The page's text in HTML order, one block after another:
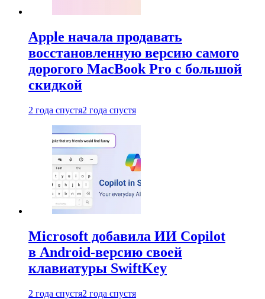
Apple начала продавать
восстановленную версию самого
дорогого MacBook Pro с большой
скидкой
2 года спустя2 года спустя
Microsoft добавила ИИ Copilot
в Android-версию своей
клавиатуры SwiftKey
2 года спустя2 года спустя